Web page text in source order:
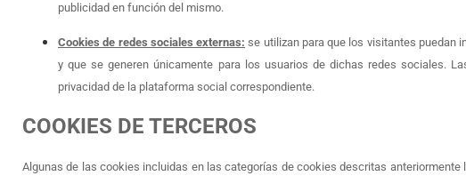
publicidad en función del mismo.
Cookies de redes sociales externas: se utilizan para que los visitantes puedan
y que se generen únicamente para los usuarios de dichas redes sociales.
privacidad de la plataforma social correspondiente.
COOKIES DE TERCEROS
Algunas de las cookies incluidas en las categorías de cookies descritas